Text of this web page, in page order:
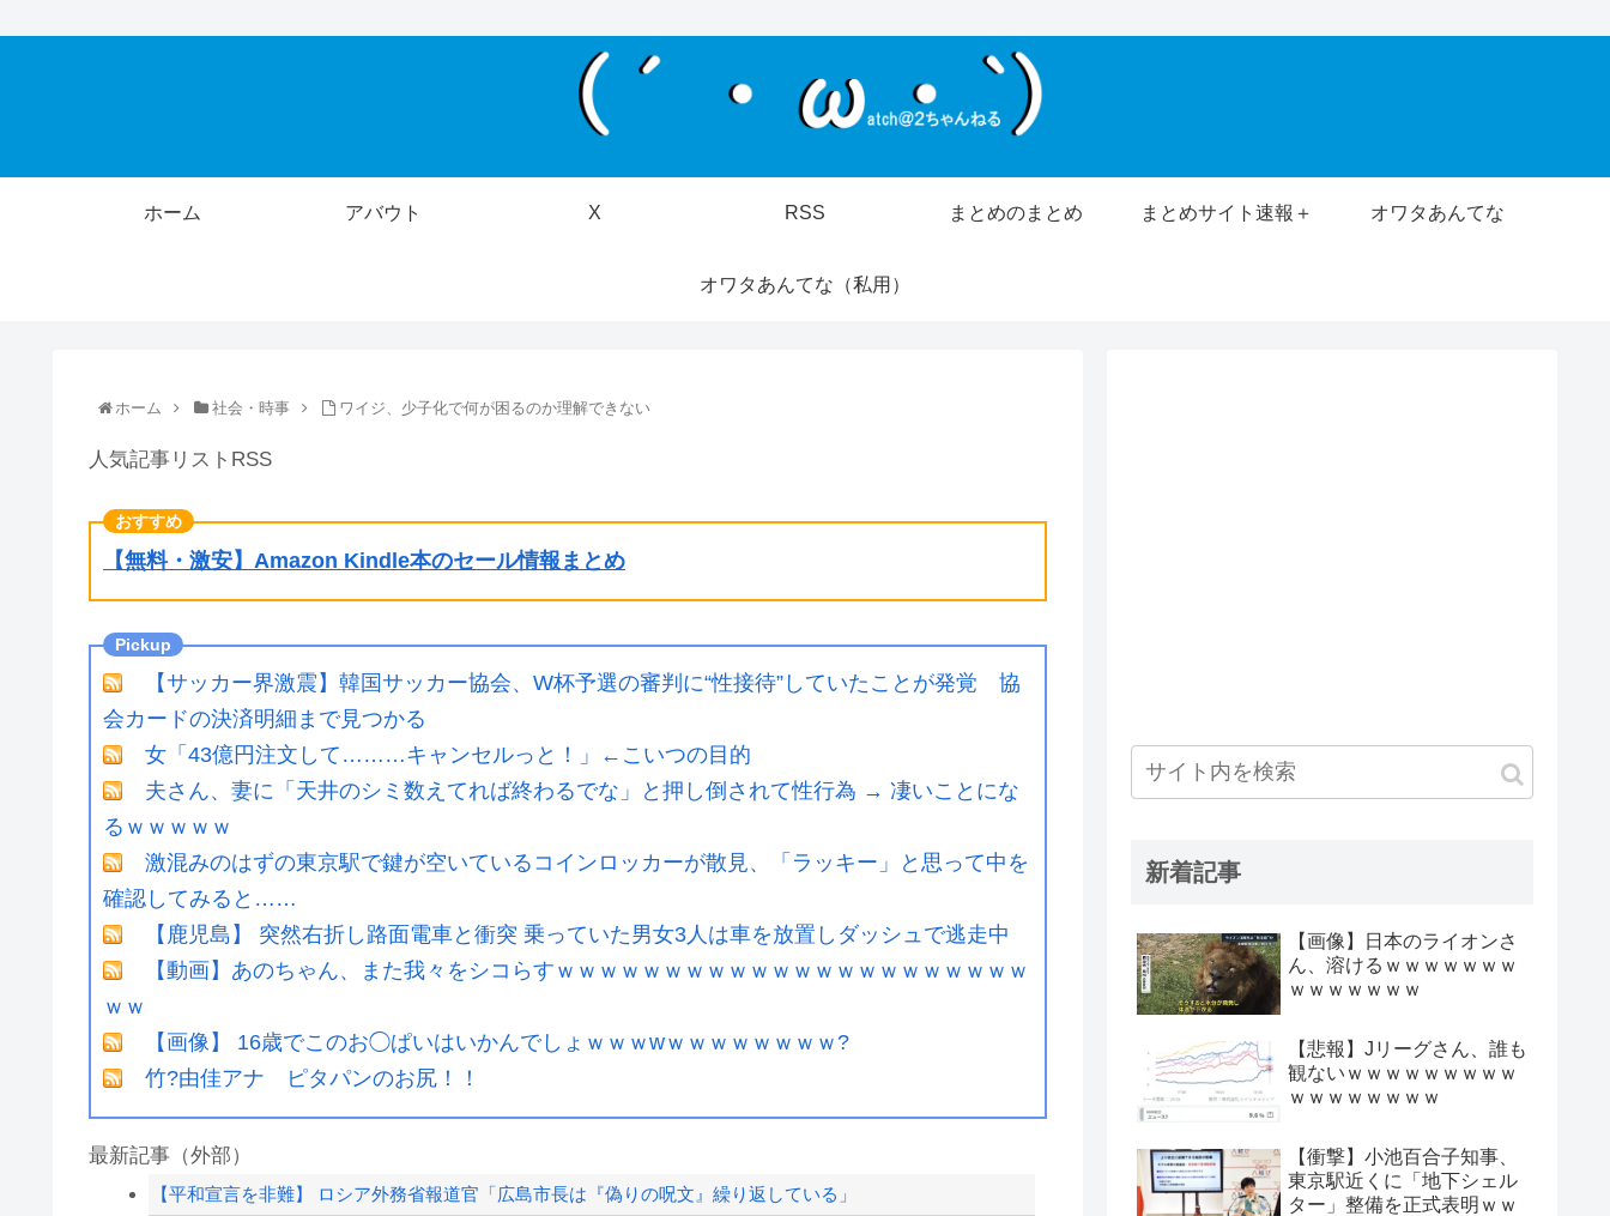
ホーム アバウト X RSS まとめのまとめ まとめサイト速報＋ オワタあんてな
オワタあんてな（私用）
ホーム 社会・時事 ワイジ、少子化で何が困るのか理解できない
人気記事リストRSS
【無料・激安】Amazon Kindle本のセール情報まとめ
【サッカー界激震】韓国サッカー協会、W杯予選の審判に“性接待”していたことが発覚 協
会カードの決済明細まで見つかる
女「43億円注文して………キャンセルっと！」←こいつの目的
夫さん、妻に「天井のシミ数えてれば終わるでな」と押し倒されて性行為 → 凄いことにな
るｗｗｗｗｗ
激混みのはずの東京駅で鍵が空いているコインロッカーが散見、「ラッキー」と思って中を
確認してみると……
【鹿児島】 突然右折し路面電車と衝突 乗っていた男女3人は車を放置しダッシュで逃走中
【動画】あのちゃん、また我々をシコらすｗｗｗｗｗｗｗｗｗｗｗｗｗｗｗｗｗｗｗｗｗｗ
ｗｗ
【画像】 16歳でこのお◯ぱいはいかんでしょｗｗｗwｗｗｗｗｗｗｗｗ?
竹?由佳アナ ピタパンのお尻！！
最新記事（外部）
【平和宣言を非難】 ロシア外務省報道官「広島市長は『偽りの呪文』繰り返している」
新着記事
【画像】日本のライオンさ
ん、溶けるｗｗｗｗｗｗｗ
ｗｗｗｗｗｗｗ
【悲報】Jリーグさん、誰も
観ないｗｗｗｗｗｗｗｗｗ
ｗｗｗｗｗｗｗｗ
【衝撃】小池百合子知事、
東京駅近くに「地下シェル
ター」整備を正式表明ｗｗ